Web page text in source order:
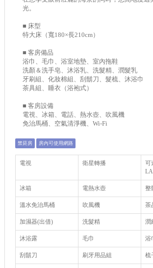
光。
■ 床型
特大床（寬180×長210cm）
■ 客房備品
浴巾、毛巾、浴室地墊、室內拖鞋
洗顏＆洗手皂、沐浴乳、洗髮精、潤髮乳
牙刷組、化妝棉組、刮鬍刀、髮梳、沐浴巾
茶具組、睡衣（浴袍式）
■ 客房設備
電視、冰箱、電話、熱水壺、吹風機
免治馬桶、空氣清淨機、Wi-Fi
禁菸房 房內可使用網路
電視 衛星轉播
可
冰箱 電熱水壺 整
溫水免治馬桶 吹風機 茶
加濕器(出借) 洗髮精 潤
沐浴露 毛巾 浴
刮鬍刀 刷牙用品組 梳